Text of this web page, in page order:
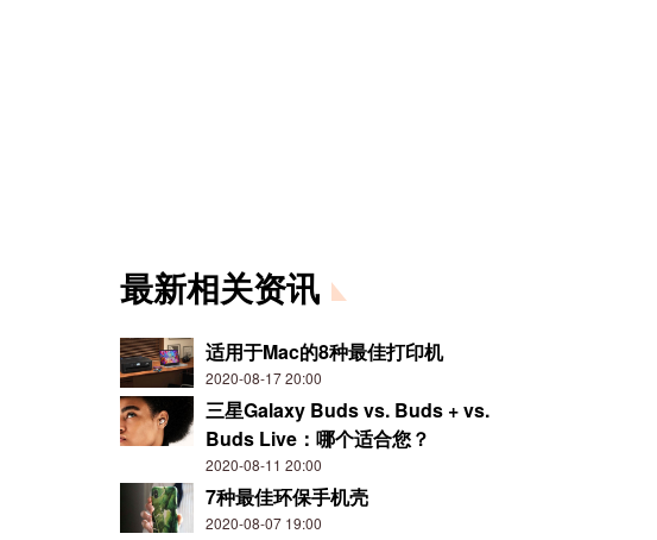
最新相关资讯
适用于Mac的8种最佳打印机
2020-08-17 20:00
三星Galaxy Buds vs. Buds + vs.
Buds Live：哪个适合您？
2020-08-11 20:00
7种最佳环保手机壳
2020-08-07 19:00